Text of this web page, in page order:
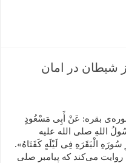
شیطان در امان
بقره: عَنْ أَبِی مَسْعُودٍ
اللهِ صلی الله علیه
الْبَقَرَهِ فِی لَیْلَهٍ کَفَتَاهُ».
روایت می‌کند که پیامبر صلی